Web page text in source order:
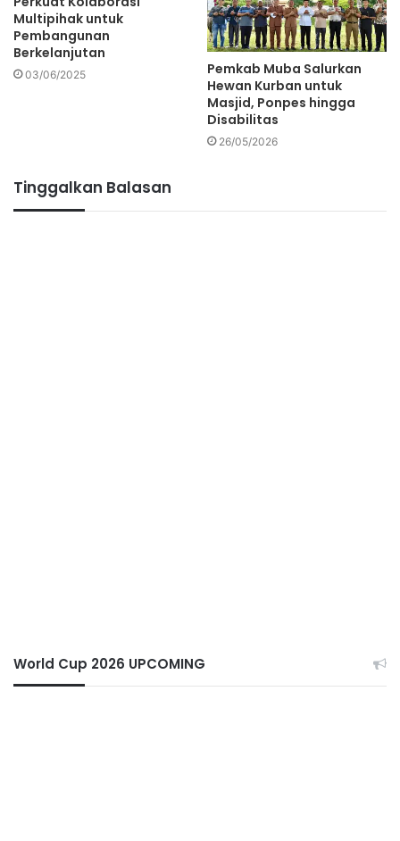
Multipihak untuk
Pembangunan
Berkelanjutan
03/06/2025
Pemkab Muba Salurkan
Hewan Kurban untuk
Masjid, Ponpes hingga
Disabilitas
26/05/2026
Tinggalkan Balasan
World Cup 2026 UPCOMING